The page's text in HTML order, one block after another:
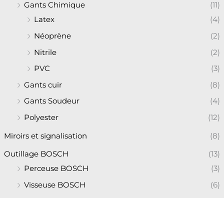
Gants Chimique
(11)
Latex
(4)
Néoprène
(2)
Nitrile
(2)
PVC
(3)
Gants cuir
(8)
Gants Soudeur
(4)
Polyester
(12)
Miroirs et signalisation (8)
Outillage BOSCH
(13)
Perceuse BOSCH
(3)
Visseuse BOSCH
(6)